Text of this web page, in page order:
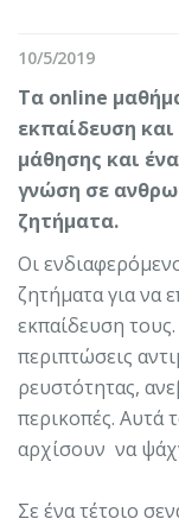
10/5/2019
Tα online
εκπαίδευση
μάθησης και
γνώση σε
ζητήματα.
Οι
ζητήματα για να
εκπαίδευση
περιπτώσεις
ρευστότητας,
περικοπές. Αυτά
αρχίσουν να
Σε ένα τέτοιο